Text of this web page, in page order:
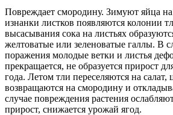
Повреждает смородину. Зимуют яйца
изнанки листков появляются колонии
высасывания сока на листьях
желтоватые или зеленоватые галлы. В
поражения молодые ветки и листья
прекращается, не образуется прирост
года. Летом тли переселяются на
возвращаются на смородину и
случае повреждения растения
прирост, снижается урожай ягод.